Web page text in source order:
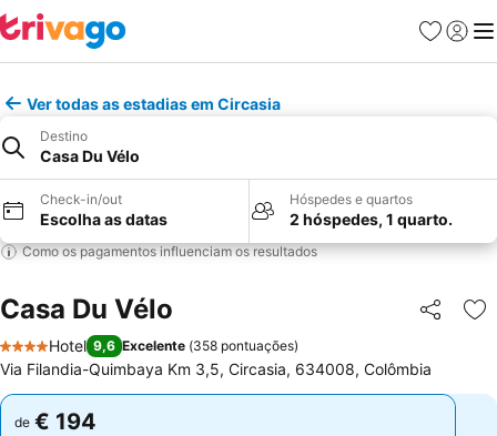
Favoritos
Iniciar
Ver todas as estadias em Circasia
Destino
Casa Du Vélo
Check-in/out
Escolha as datas
Hóspedes e quartos
2 hóspedes, 1 quarto.
Como os pagamentos influenciam os resultados
Casa Du Vélo Partilhar
4 Estrelas
Hotel 9,6 Excelente (358 pontuações)
Via Filandia-Quimbaya Km 3,5, Circasia, 634008, Colômbia
de € 194
de € 194